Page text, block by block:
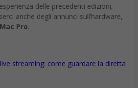
delle precedenti edizioni,
anche degli annunci sull’hardware,
Mac Pro.
streaming: come guardare la diretta